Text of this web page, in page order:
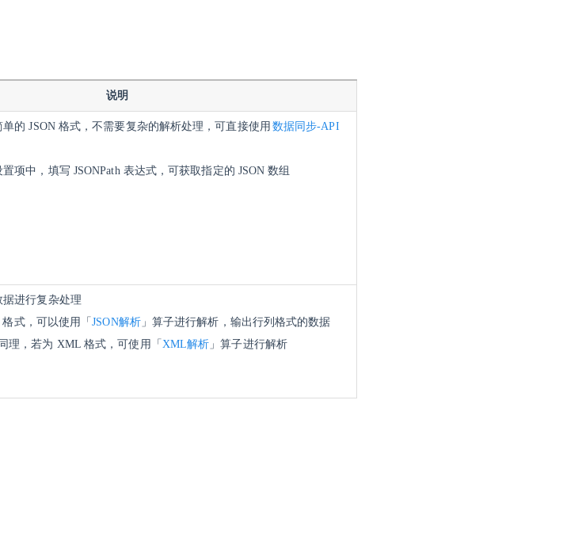
说明
的 JSON 格式，不需要复杂的解析处理，可直接使用 数据同步-API
置项中，填写 JSONPath 表达式，可获取指定的 JSON 数组
据进行复杂处理
格式，可以使用「JSON解析」算子进行解析，输出行列格式的数据
理，若为 XML 格式，可使用「 XML解析 」算子进行解析